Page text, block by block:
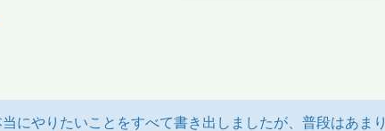
にやりたいことをすべて書き出しましたが、普段はあまり